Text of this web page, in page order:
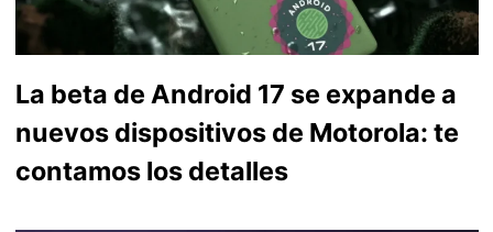
La beta de Android 17 se expande a
nuevos dispositivos de Motorola: te
contamos los detalles